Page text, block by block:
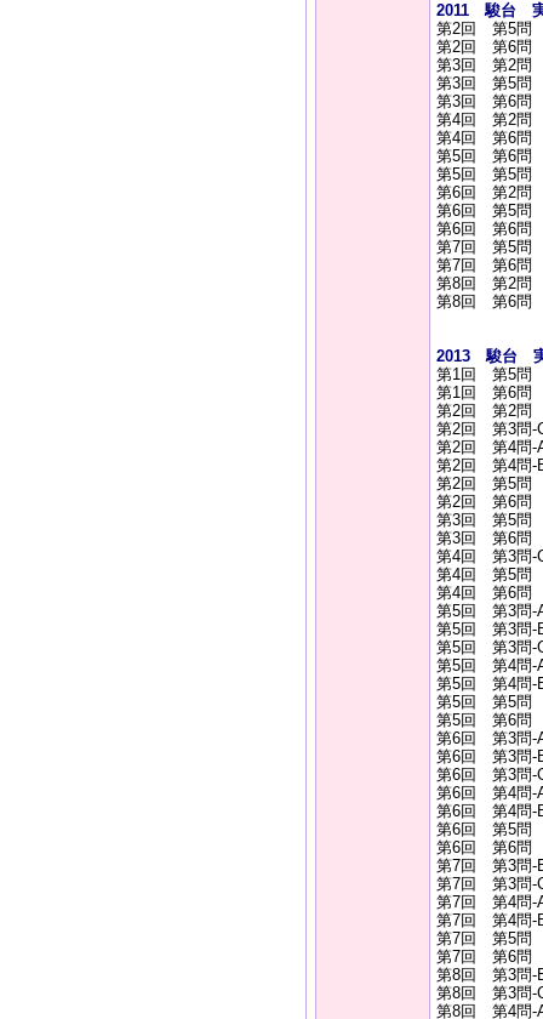
2011 駿台 実
第2回 第5
第2回 第6
第3回 第2
第3回 第5
第3回 第6
第4回 第2
第4回 第6
第5回 第6
第5回 第5
第6回 第2
第6回 第5
第6回 第6
第7回 第5
第7回 第6
第8回 第2
第8回 第6
2013 駿台 実
第1回 第5
第1回 第6
第2回 第2
第2回 第3
第2回 第4
第2回 第4
第2回 第5
第2回 第6問
第3回 第5
第3回 第6問
第4回 第3
第4回 第5
第4回 第6
第5回 第3
第5回 第3
第5回 第3
第5回 第4
第5回 第4
第5回 第5
第5回 第6
第6回 第3
第6回 第3
第6回 第3
第6回 第4
第6回 第4
第6回 第5
第6回 第6
第7回 第3
第7回 第3
第7回 第4
第7回 第4
第7回 第5
第7回 第6
第8回 第3
第8回 第3
第8回 第4